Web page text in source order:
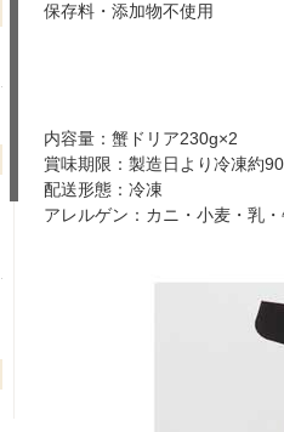
保存料・添加物不使用
内容量：蟹ドリア230g×2
賞味期限：製造日より冷凍約
配送形態：冷凍
アレルゲン：カニ・小麦・乳